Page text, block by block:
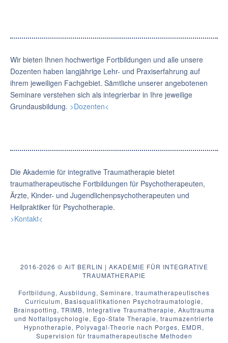
Wir bieten Ihnen hochwertige Fortbildungen und alle unsere
Dozenten haben langjährige Lehr- und Praxiserfahrung auf
ihrem jeweiligen Fachgebiet. Sämtliche unserer angebotenen
Seminare verstehen sich als integrierbar in Ihre jeweilige
Grundausbildung. >Dozenten<
Die Akademie für integrative Traumatherapie bietet
traumatherapeutische Fortbildungen für Psychotherapeuten,
Ärzte, Kinder- und Jugendlichenpsychotherapeuten und
Heilpraktiker für Psychotherapie.
>Kontakt<
2016-2026 © AiT BERLIN | AKADEMIE FÜR INTEGRATIVE
TRAUMATHERAPIE
Fortbildung, Ausbildung, Seminare, traumatherapeutisches
Curriculum, Basisqualifikationen Psychotraumatologie,
Brainspotting, TRIMB, Integrative Traumatherapie, Akuttrauma
und Notfallpsychologie, Ego-State Therapie, traumazentrierte
Hypnotherapie, Polyvagal-Theorie nach Porges, EMDR,
Supervision für traumatherapeutische Methoden